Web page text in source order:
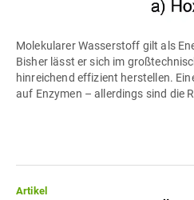
Molekularer Wasserstoff gilt als
Bisher lässt er sich im
hinreichend effizient herstellen.
auf Enzymen – allerdings sind die
Artikel